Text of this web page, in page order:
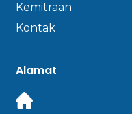
Kemitraan
Kontak
Alamat